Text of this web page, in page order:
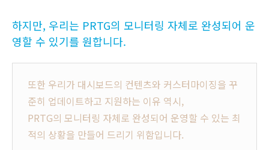
하지만, 우리는 PRTG의 모니터링 자체로 완성되어 운
영할 수 있기를 원합니다.
또한 우리가 대시보드의 컨텐츠와 커스터마이징을 꾸
준히 업데이트하고 지원하는 이유 역시,
PRTG의 모니터링 자체로 완성되어 운영할 수 있는 최
적의 상황을 만들어 드리기 위함입니다.